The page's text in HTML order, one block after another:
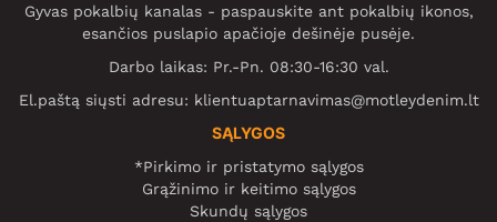
Gyvas pokalbių kanalas - paspauskite ant pokalbių ikonos,
esančios puslapio apačioje dešinėje pusėje.
Darbo laikas: Pr.-Pn. 08:30-16:30 val.
El.paštą siųsti adresu: klientuaptarnavimas@motleydenim.lt
SĄLYGOS
*Pirkimo ir pristatymo sąlygos
Grąžinimo ir keitimo sąlygos
Skundų sąlygos